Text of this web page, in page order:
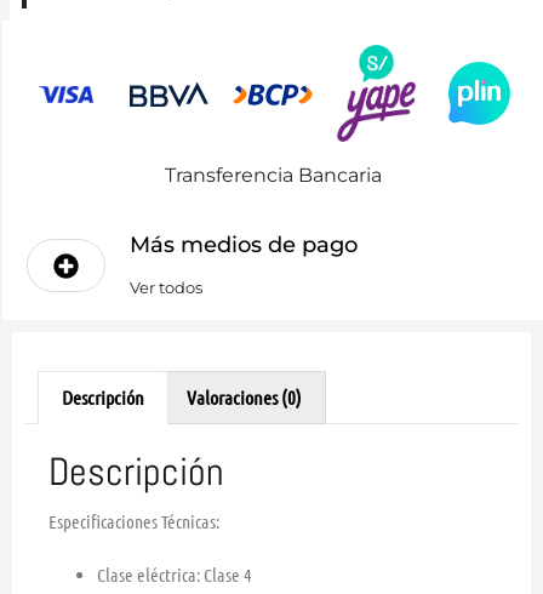
Transferencia Bancaria
Más medios de pago
Ver todos
Descripción Valoraciones (0)
Descripción
Especificaciones Técnicas:
Clase eléctrica: Clase 4